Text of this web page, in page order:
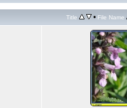
Title • File Name